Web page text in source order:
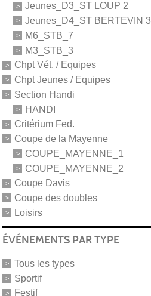
Jeunes_D3_ST LOUP 2
Jeunes_D4_ST BERTEVIN 3
M6_STB_7
M3_STB_3
Chpt Vét. / Equipes
Chpt Jeunes / Equipes
Section Handi
HANDI
Critérium Fed.
Coupe de la Mayenne
COUPE_MAYENNE_1
COUPE_MAYENNE_2
Coupe Davis
Coupe des doubles
Loisirs
ÉVÉNEMENTS PAR TYPE
Tous les types
Sportif
Festif